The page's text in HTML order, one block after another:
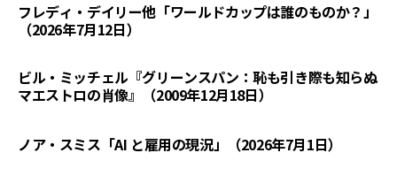
フレディ・デイリー他「ワールドカップは誰のものか？」
（2026年7月12日）
ビル・ミッチェル『グリーンスパン：恥も引き際も知らぬ
マエストロの肖像』（2009年12月18日）
ノア・スミス「AI と雇用の現況」（2026年7月1日）